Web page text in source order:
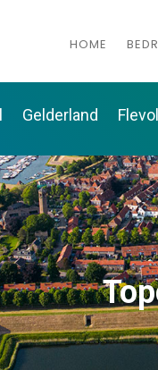
HOME
Gelderland